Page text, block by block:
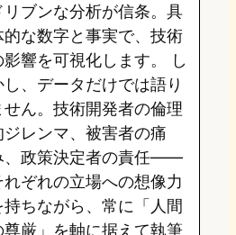
k
リブンな分析が信条。具
的な数字と事実で、技術
影響を可視化します。 し
し、データだけでは語り
せん。技術開発者の倫理
ジレンマ、被害者の痛
、政策決定者の責任——
れぞれの立場への想像力
持ちながら、常に「人間
尊厳」を軸に据えて執筆